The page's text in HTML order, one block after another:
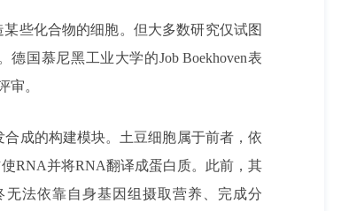
些化合物的细胞。但大多数研究仅试图
国慕尼黑工业大学的Job Boekhoven表
审。
成的构建模块。土豆细胞属于前者，依
RNA并将RNA翻译成蛋白质。此前，其
法依靠自身基因组摄取营养、完成分